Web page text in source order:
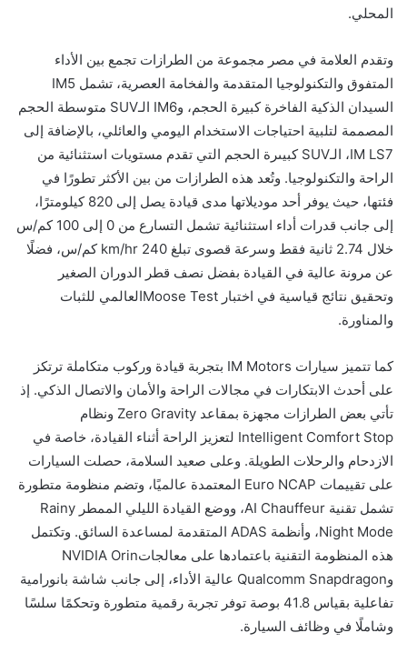
المحلي.
وتقدم العلامة في مصر مجموعة من الطرازات تجمع بين الأداء
المتفوق والتكنولوجيا المتقدمة والفخامة العصرية، تشمل IM5
السيدان الذكية الفاخرة كبيرة الحجم، وIM6 الـSUV متوسطة الحجم
المصممة لتلبية احتياجات الاستخدام اليومي والعائلي، بالإضافة إلى
IM LS7، الـSUV كبيىرة الحجم التي تقدم مستويات استثنائية من
الراحة والتكنولوجيا. وتُعد هذه الطرازات من بين الأكثر تطورًا في
فئتها، حيث يوفر أحد موديلاتها مدى قيادة يصل إلى 820 كيلومترًا،
إلى جانب قدرات أداء استثنائية تشمل التسارع من 0 إلى 100 كم/س
خلال 2.74 ثانية فقط وسرعة قصوى تبلغ 240 km/hr كم/س، فضلًا
عن مرونة عالية في القيادة بفضل نصف قطر الدوران الصغير
وتحقيق نتائج قياسية في اختبار Moose Testالعالمي للثبات
والمناورة.
كما تتميز سيارات IM Motors بتجربة قيادة وركوب متكاملة ترتكز
على أحدث الابتكارات في مجالات الراحة والأمان والاتصال الذكي. إذ
تأتي بعض الطرازات مجهزة بمقاعد Zero Gravity ونظام
Intelligent Comfort Stop لتعزيز الراحة أثناء القيادة، خاصة في
الازدحام والرحلات الطويلة. وعلى صعيد السلامة، حصلت السيارات
على تقييمات Euro NCAP المعتمدة عالميًا، وتضم منظومة متطورة
تشمل تقنية AI Chauffeur، ووضع القيادة الليلي الممطر Rainy
Night Mode، وأنظمة ADAS المتقدمة لمساعدة السائق. وتكتمل
هذه المنظومة التقنية باعتمادها على معالجاتNVIDIA Orin
وQualcomm Snapdragon عالية الأداء، إلى جانب شاشة بانورامية
تفاعلية بقياس 41.8 بوصة توفر تجربة رقمية متطورة وتحكمًا سلسًا
وشاملًا في وظائف السيارة.